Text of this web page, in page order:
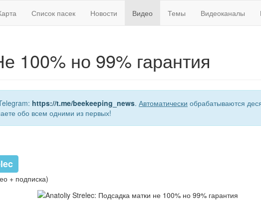
Список пасек Новости Видео Темы Видеоканалы
100% но 99% гарантия
https://t.me/beekeeping_news. Автоматически обрабатываются
обо всем одними из первых!
+ подписка)